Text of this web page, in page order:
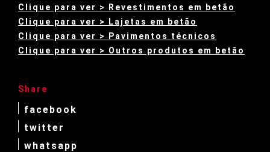
Clique para ver > Revestimentos em betão
Clique para ver > Lajetas em betão
Clique para ver > Pavimentos técnicos
Clique para ver > Outros produtos em betão
Share
facebook
twitter
whatsapp